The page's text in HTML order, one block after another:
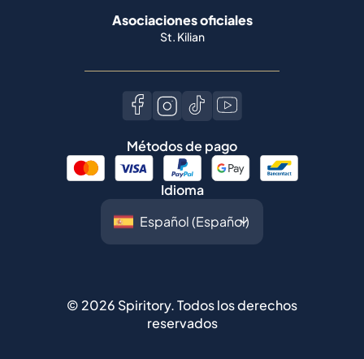
Asociaciones oficiales
St. Kilian
Métodos de pago
Idioma
© 2026 Spiritory.Todos los derechos
reservados